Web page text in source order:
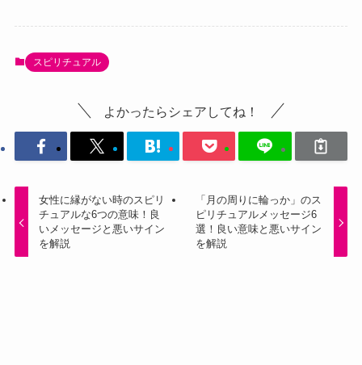
スピリチュアル
よかったらシェアしてね！
女性に縁がない時のスピリ
チュアルな6つの意味！良
いメッセージと悪いサイン
を解説
「月の周りに輪っか」のス
ピリチュアルメッセージ6
選！良い意味と悪いサイン
を解説